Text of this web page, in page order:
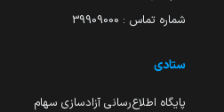
شماره تماس : 39909000
ستادی
پایگاه اطلاع‌رسانی آزادسازی سهام